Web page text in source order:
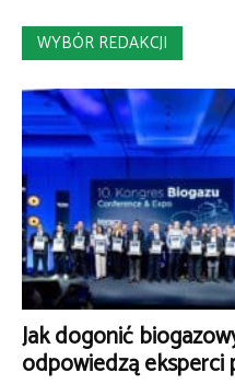
WYBÓR REDAKCJI
Jak dogonić
odpowiedzą eksperci